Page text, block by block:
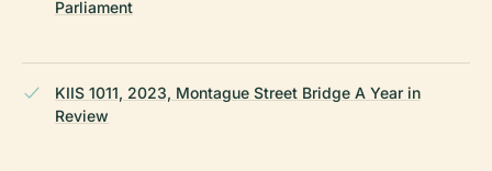
Parliament
KIIS 1011, 2023, Montague Street Bridge A Year in
Review